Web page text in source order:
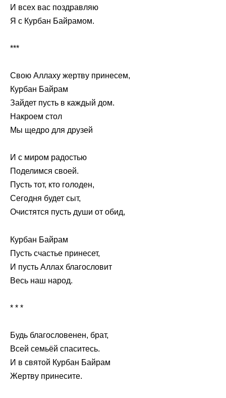
И всех вас поздравляю
Я с Курбан Байрамом.
***
Свою Аллаху жертву принесем,
Курбан Байрам
Зайдет пусть в каждый дом.
Накроем стол
Мы щедро для друзей
И с миром радостью
Поделимся своей.
Пусть тот, кто голоден,
Сегодня будет сыт,
Очистятся пусть души от обид,
Курбан Байрам
Пусть счастье принесет,
И пусть Аллах благословит
Весь наш народ.
* * *
Будь благословенен, брат,
Всей семьёй спаситесь.
И в святой Курбан Байрам
Жертву принесите.